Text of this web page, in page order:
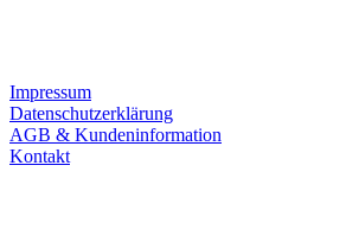
Impressum
Datenschutzerklärung
AGB & Kundeninformation
Kontakt